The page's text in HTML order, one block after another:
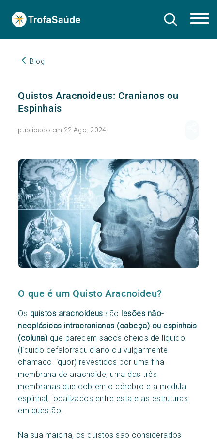
Blog
Quistos Aracnoideus: Cranianos ou
Espinhais
publicado em 22 Ago. 2024
O que é um Quisto Aracnoideu?
Os quistos aracnoideus são lesões não-
neoplásicas intracranianas (cabeça) ou espinhais
(coluna) que parecem sacos cheios de líquido
(líquido cefalorraquidiano ou vulgarmente
chamado líquor) revestidos por uma fina
membrana de aracnóide, uma das três
membranas que cobrem o cérebro e a medula
espinhal, localizados entre esta e as estruturas
em questão.
Na sua maioria, os quistos são considerados